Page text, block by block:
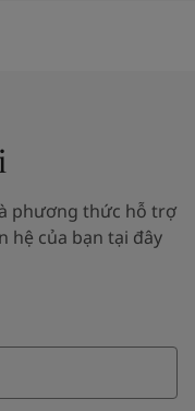
phương thức hỗ trợ
hệ của bạn tại đây